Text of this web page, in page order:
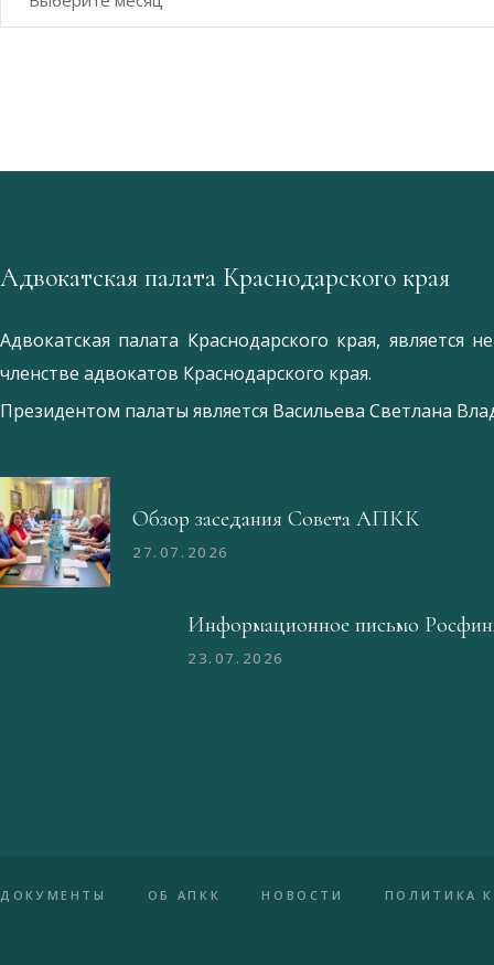
Адвокатская палата Краснодарского края
Адвокатская палата Краснодарского края, является
членстве адвокатов Краснодарского края.
Президентом палаты является Ваcильева Светлана
Обзор заседания Совета АПКК
27.07.2026
Информационное письмо
23.07.2026
ДОКУМЕНТЫ ОБ АПКК НОВОСТИ ПОЛИТИКА